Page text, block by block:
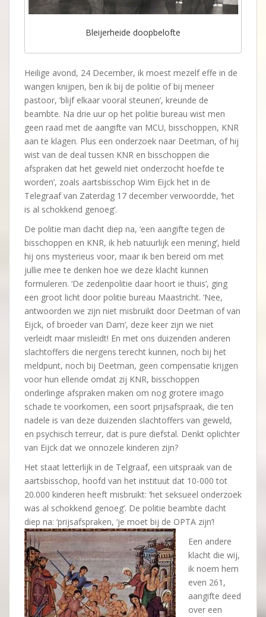
Bleijerheide doopbelofte
Heilige avond, 24 December, ik moest mezelf effe in de
wangen knijpen, ben ik bij de politie of bij meneer
pastoor, ‘blijf elkaar vooral steunen’, kreunde de
beambte. Na drie uur op het politie bureau wist men
geen raad met de aangifte van MCU, bisschoppen, KNR
aan te klagen. Plus een onderzoek naar Deetman, of hij
wist van de deal tussen KNR en bisschoppen die
afspraken dat het geweld niet onderzocht hoefde te
worden’, zoals aartsbisschop Wim Eijck het in de
Telegraaf van Zaterdag 17 december verwoordde, ‘het
is al schokkend genoeg’.
De politie man dacht diep na, ‘een aangifte tegen de
bisschoppen en KNR, ik heb natuurlijk een mening’, hield
hij ons mysterieus voor, maar ik ben bereid om met
jullie mee te denken hoe we deze klacht kunnen
formuleren. ‘De zedenpolitie daar hoort ie thuis’, ging
een groot licht door politie bureau Maastricht. ‘Nee,
antwoorden we zijn niet misbruikt door Deetman of van
Eijck, of broeder van Dam’, deze keer zijn we niet
verleidt maar misleidt! En met ons duizenden anderen
slachtoffers die nergens terecht kunnen, noch bij het
meldpunt, noch bij Deetman, geen compensatie krijgen
voor hun ellende omdat zij KNR, bisschoppen
onderlinge afspraken maken om nog grotere imago
schade te voorkomen, een soort prijsafspraak, die ten
nadele is van deze duizenden slachtoffers van geweld,
en psychisch terreur, dat is pure diefstal. Denkt oplichter
van Eijck dat we onnozele kinderen zijn?
Het staat letterlijk in de Telgraaf, een uitspraak van de
aartsbisschop, hoofd van het instituut dat 10-000 tot
20.000 kinderen heeft misbruikt: ‘het seksueel onderzoek
was al schokkend genoeg’. De politie beambte dacht
diep na: ‘prijsafspraken, ‘je moet bij de OPTA zijn’!
Een andere
klacht die wij,
ik noem hem
even 261,
aangifte deed
over een